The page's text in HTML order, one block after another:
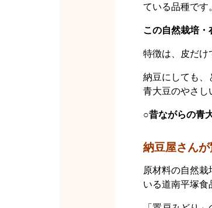
ている品種です
この自然栽培・
特徴は、皮だけ
納豆にしても、
青大豆のやさし
○昔ながらの青
納豆屋さんが
原材料の自然
いる道南平塚食